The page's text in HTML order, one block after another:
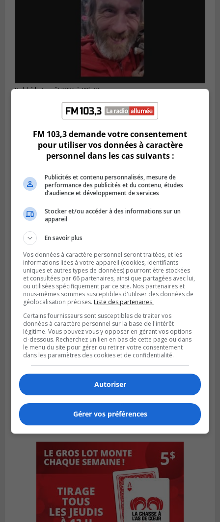
Publié le 5 août 2026 à 09h42
retrouver un homme disparu
BOUCHERVILLE
Publié le 5 août 2026 à 06h54
La SQ recense 18 décès pendant les
vacances de la construction
FM 103,3 demande votre consentement
pour utiliser vos données à caractère
personnel dans les cas suivants :
Publicités et contenu personnalisés, mesure de
performance des publicités et du contenu, études
d’audience et développement de services
Stocker et/ou accéder à des informations sur un
appareil
En savoir plus
Vos données à caractère personnel seront traitées, et les
informations liées à votre appareil (cookies, identifiants
uniques et autres types de données) pourront être stockées
et consultées par 66 partenaires, ainsi que partagées avec lui,
ou utilisées spécifiquement par ce site. Nos partenaires et
nous-mêmes sommes susceptibles d'utiliser des données de
géolocalisation précises. Liste des partenaires.
Certains fournisseurs sont susceptibles de traiter vos
données à caractère personnel sur la base de l'intérêt
légitime. Vous pouvez vous y opposer en gérant vos options
ci-dessous. Recherchez un lien en bas de cette page ou dans
le menu du site pour gérer ou retirer votre consentement
dans les paramètres des cookies et de confidentialité.
Autoriser
Gérer vos préférences